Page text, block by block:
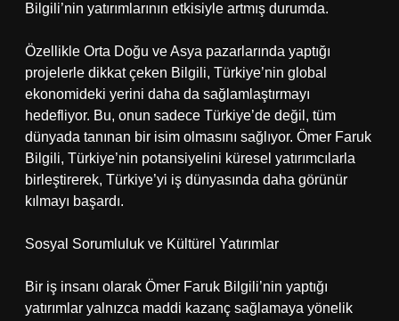
Bilgili’nin yatırımlarının etkisiyle artmış durumda.
Özellikle Orta Doğu ve Asya pazarlarında yaptığı
projelerle dikkat çeken Bilgili, Türkiye’nin global
ekonomideki yerini daha da sağlamlaştırmayı
hedefliyor. Bu, onun sadece Türkiye’de değil, tüm
dünyada tanınan bir isim olmasını sağlıyor. Ömer Faruk
Bilgili, Türkiye’nin potansiyelini küresel yatırımcılarla
birleştirerek, Türkiye’yi iş dünyasında daha görünür
kılmayı başardı.
Sosyal Sorumluluk ve Kültürel Yatırımlar
Bir iş insanı olarak Ömer Faruk Bilgili’nin yaptığı
yatırımlar yalnızca maddi kazanç sağlamaya yönelik